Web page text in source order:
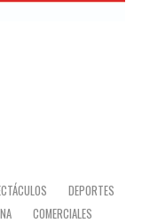
sobre el estado
tendrá
facultades para
DEPORTES
COMERCIALES